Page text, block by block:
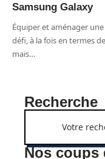
Samsung Galaxy
Équiper et aménager
défi, à la fois en termes
mais…
Recherche
Nos coups